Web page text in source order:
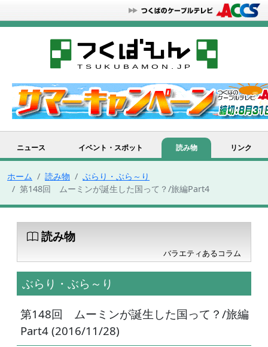
ニュース イベント・スポット 読み物 リンク
ホーム 読み物
ぶらり・ぶら～り
第148回 ムーミンが誕生した国って？/旅編Part4
読み物
バラエティあるコラム
ぶらり・ぶら～り
第148回 ムーミンが誕生した国って？/旅編
Part4 (2016/11/28)